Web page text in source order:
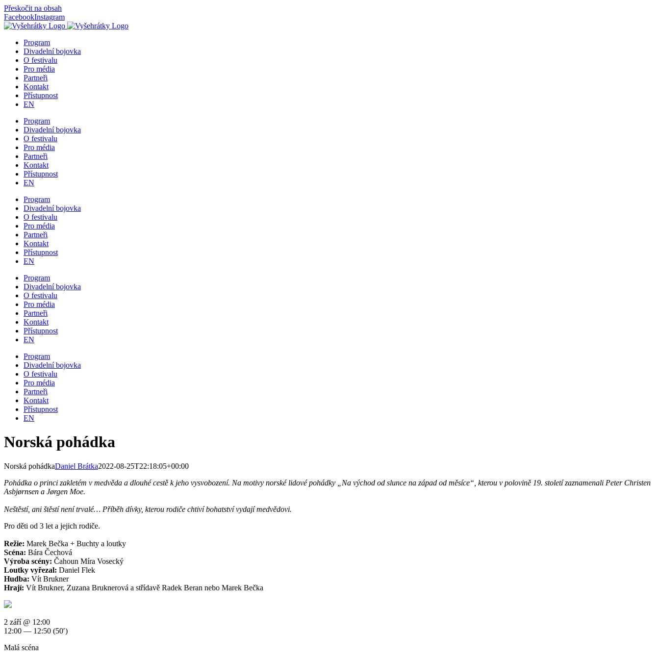
Přeskočit na obsah
FacebookInstagram
Program
Divadelní bojovka
O festivalu
Pro média
Partneři
Kontakt
Přístupnost
EN
Program
Divadelní bojovka
O festivalu
Pro média
Partneři
Kontakt
Přístupnost
EN
Program
Divadelní bojovka
O festivalu
Pro média
Partneři
Kontakt
Přístupnost
EN
Program
Divadelní bojovka
O festivalu
Pro média
Partneři
Kontakt
Přístupnost
EN
Program
Divadelní bojovka
O festivalu
Pro média
Partneři
Kontakt
Přístupnost
EN
Norská pohádka
Norská pohádkaDaniel Brátka2022-08-25T22:18:05+00:00
Pohádka o princi zakletém v medvěda a dlouhé cestě k jeho vysvobození. Na motivy norské lidové pohádky „Na východ od slunce na západ od měsíce“, kterou v polovině 19. století zaznamenali Peter Christen
Asbjørnsen a Jørgen Moe.
Neštěstí, ani štěstí není trvalé… Příběh dívky, kterou rodiče chtiví bohatství vydají medvědovi.
Pro děti od 3 let a jejich rodiče.
Režie: Marek Bečka + Buchty a loutky
Scéna: Bára Čechová
Výroba scény: Čahoun Míra Vosecký
Loutky vyřezal: Daniel Flek
Hudba: Vít Brukner
Hrají: Vít Brukner, Zuzana Bruknerová a střídavě Radek Beran nebo Marek Bečka
2 září @ 12:00
12:00 — 12:50 (50′)
Malá scéna